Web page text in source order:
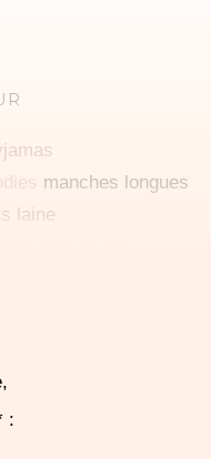
:
manches longues
laine
de couches 3,5kg